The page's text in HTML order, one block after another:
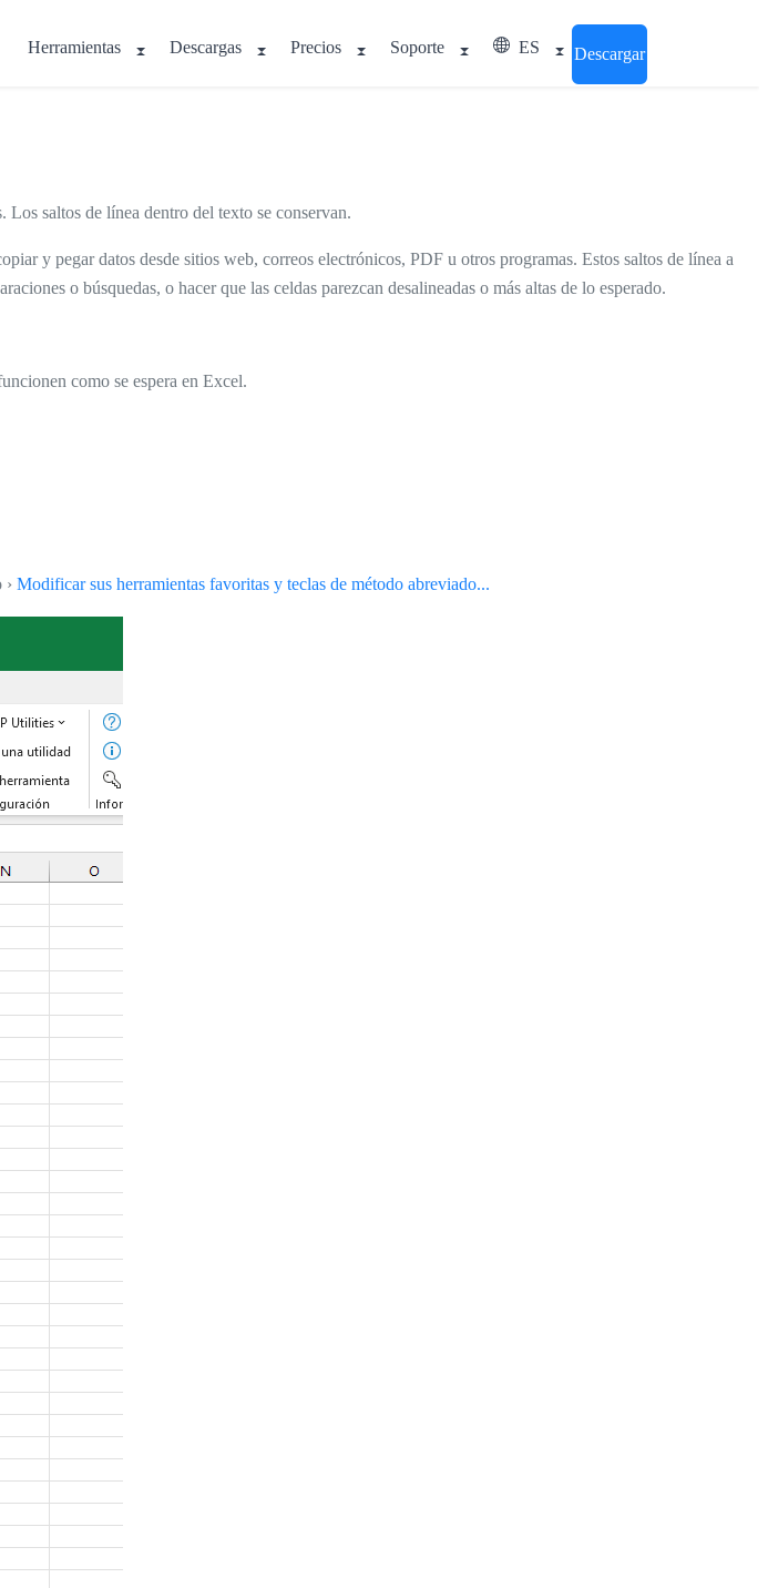
Herramientas Descargas Precios Soporte ES Descargar
saltos de línea dentro del texto se conservan.
y pegar datos desde sitios web, correos electrónicos, PDF u otros programas. Estos saltos de línea a
o búsquedas, o hacer que las celdas parezcan desalineadas o más altas de lo esperado.
como se espera en Excel.
› Modificar sus herramientas favoritas y teclas de método abreviado...